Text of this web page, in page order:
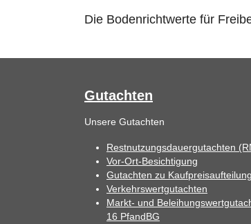
Die Bodenrichtwerte für
Gutachten
Unsere Gutachten
Restnutzungsdauergutachten
Vor-Ort-Besichtigung
Gutachten zu
Verkehrswertgutachten
Markt- und
16 PfandBG